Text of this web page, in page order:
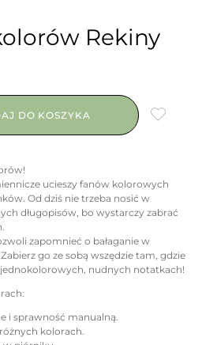
Rekiny
DO KOSZYKA
ucieszy fanów kolorowych
Od dziś nie trzeba nosić w
długopisów, bo wystarczy zabrać
zapomnieć o bałaganie w
go ze sobą wszędzie tam, gdzie
nudnych notatkach!
i sprawność manualną.
kolorach.